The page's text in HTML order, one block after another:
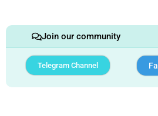
Join our community
Telegram Channel